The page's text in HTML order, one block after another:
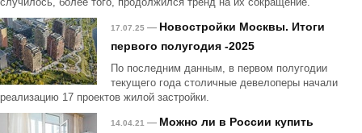
17.07.25 — Новостройки Москвы. Итоги
первого полугодия -2025
По последним данным, в первом полугодии
текущего года столичные девелоперы начали
реализацию 17 проектов жилой застройки.
14.04.21 — Можно ли в России купить